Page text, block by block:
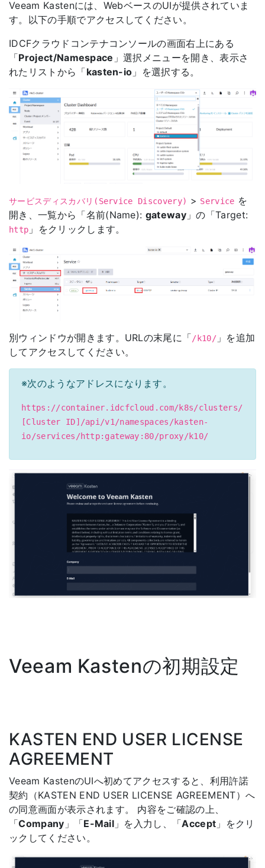
Veeam Kastenには、WebベースのUIが提供されていま
す。以下の手順でアクセスしてください。
IDCFクラウドコンテナコンソールの画面右上にある
「Project/Namespace 」選択メニューを開き、表示さ
れたリストから「kasten-io 」を選択する。
サービスディスカバリ(Service Discovery) > Service を
開き、一覧から「名前(Name): gateway 」の「Target:
http 」をクリックします。
別ウィンドウが開きます。URLの末尾に「/k10/ 」を追加
してアクセスしてください。
※次のようなアドレスになります。
https://container.idcfcloud.com/k8s/clusters/
[Cluster ID]/api/v1/namespaces/kasten-
io/services/http:gateway:80/proxy/k10/
Veeam Kastenの初期設定
KASTEN END USER LICENSE
AGREEMENT
Veeam KastenのUIへ初めてアクセスすると、利用許諾
契約（KASTEN END USER LICENSE AGREEMENT）へ
の同意画面が表示されます。 内容をご確認の上、
「Company 」「E-Mail 」を入力し、「Accept 」をクリ
ックしてください。